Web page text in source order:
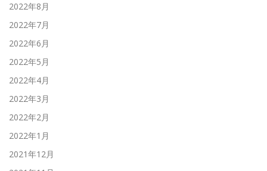
2022年8月
2022年7月
2022年6月
2022年5月
2022年4月
2022年3月
2022年2月
2022年1月
2021年12月